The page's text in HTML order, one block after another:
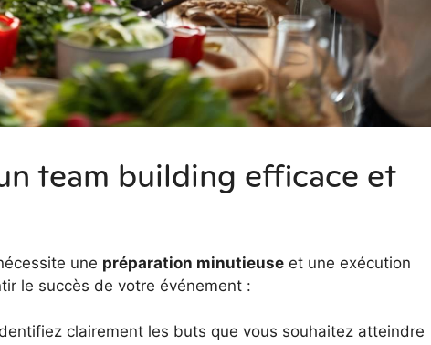
team building efficace et
une préparation minutieuse et une exécution
le succès de votre événement :
clairement les buts que vous souhaitez atteindre